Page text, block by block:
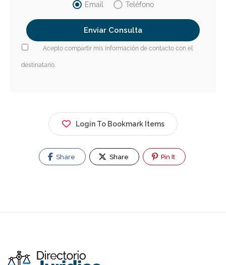
Email
Teléfono
Acepto compartir mis información de contacto con el
destinatario.
Login To Bookmark Items
Share Share Pin It